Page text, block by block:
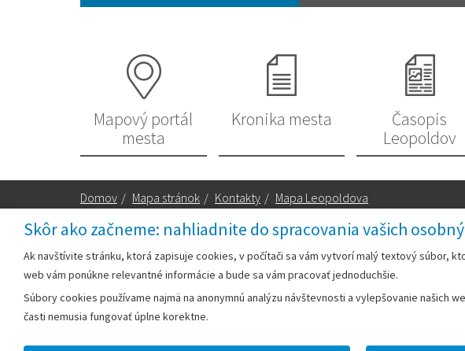
Skôr ako začneme: nahliadnite do spracovania vašich
Ak navštívite stránku, ktorá zapisuje cookies, v počítači sa vám vytvorí malý textový súbor,
web vám ponúkne relevantné informácie a bude sa vám pracovať jednoduchšie.
Súbory cookies používame najmä na anonymnú analýzu návštevnosti a vylepšovanie
časti nemusia fungovať úplne korektne.
Mapový portál
mesta
Kronika mesta
Časopis
Leopoldov
Domov / Mapa stránok / Kontakty / Mapa Leopoldova
Mestský úrad Leopoldov
Hlohovská cesta 1818/2A